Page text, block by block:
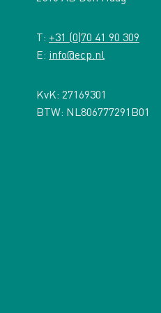
T: +31 (0)70 41 90 309
E: info@ecp.nl
KvK: 27169301
BTW: NL806777291B01